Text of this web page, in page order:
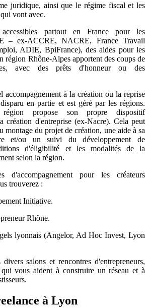
juridique, ainsi que le régime fiscal et les
vont avec.
partout en France pour les
– ex-ACCRE, NACRE, France Travail
ADIE, BpiFrance), des aides pour les
région Rhône-Alpes apportent des coups de
avec des prêts d'honneur ou des
accompagnement à la création ou la reprise
en partie et est géré par les régions.
région propose son propre dispositif
création d'entreprise (ex-Nacre). Cela peut
montage du projet de création, une aide à sa
et/ou un suivi du développement de
d'éligibilité et les modalités de la
selon la région.
d'accompagnement pour les créateurs
trouverez :
Initiative.
Rhône.
lyonnais (Angelor, Ad Hoc Invest, Lyon
salons et rencontres d'entrepreneurs,
vous aident à construire un réseau et à
à Lyon